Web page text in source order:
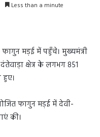
Less than a minute
मड़ई में पहुँचे। मुख्यमंत्री
क्षेत्र के लगभग 851
फागुन मड़ई में देवी-
की।